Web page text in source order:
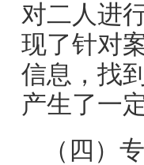
对二人进
现了针对
信息，找
产生了一
（四）